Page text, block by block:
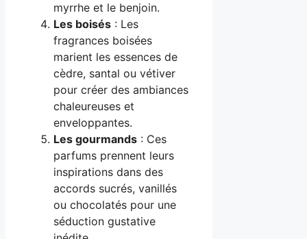
myrrhe et le benjoin.
Les boisés : Les
fragrances boisées
marient les essences de
cèdre, santal ou vétiver
pour créer des ambiances
chaleureuses et
enveloppantes.
Les gourmands : Ces
parfums prennent leurs
inspirations dans des
accords sucrés, vanillés
ou chocolatés pour une
séduction gustative